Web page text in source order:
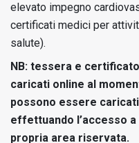
elevato impegno
certificati medici per
salute).
NB: tessera e
caricati online al
possono essere
effettuando l’accesso a
propria area riservata.